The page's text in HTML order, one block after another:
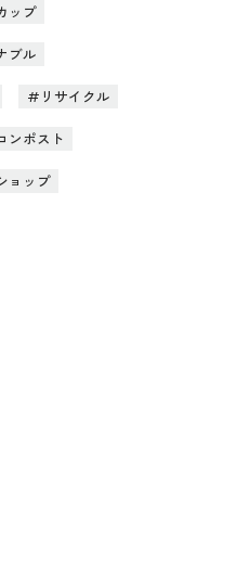
ップ
ブル
リサイクル
ンポスト
ョップ